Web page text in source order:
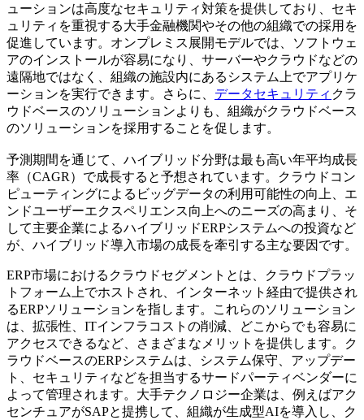
ューションは高度なセキュリティ対策を提供しており、セキ
ュリティを重視する大手金融機関やその他の組織での採用を
促進しています。オンプレミス展開モデルでは、ソフトウェ
アのインストールが容易になり、サーバーやクラウドなどの
遠隔地ではなく、組織の施設内にあるシステム上でアプリケ
ーションを実行できます。さらに、 データセキュリティ クラ
ウドベースのソリューションよりも、組織がクラウドベース
のソリューションを採用することを促します。
予測期間を通じて、ハイブリッド分野は最も高い年平均成長
率（CAGR）で成長すると予想されています。クラウドコン
ピューティングによるビッグデータの利用可能性の向上、エ
ンドユーザーエクスペリエンス向上へのニーズの高まり、そ
して主要企業によるハイブリッドERPシステムへの投資など
が、ハイブリッド導入市場の成長を牽引する主な要因です。
ERP市場におけるクラウドセグメントとは、クラウドプラッ
トフォーム上でホストされ、インターネット経由で提供され
るERPソリューションを指します。これらのソリューション
は、拡張性、ITインフラコストの削減、どこからでも容易に
アクセスできるなど、さまざまなメリットを提供します。ク
ラウドベースのERPシステムは、システム保守、アップデー
ト、セキュリティなどを担当するサードパーティベンダーに
よって管理されます。大手テクノロジー企業は、例えばアク
センチュアがSAPと提携して、組織が生成型AIを導入し、ク